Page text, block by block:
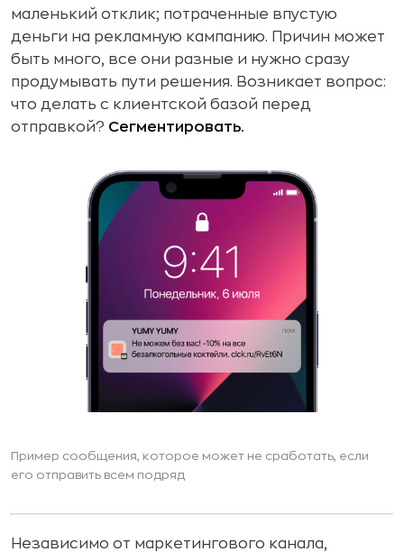
маленький отклик; потраченные впустую
деньги на рекламную кампанию. Причин может
быть много, все они разные и нужно сразу
продумывать пути решения. Возникает вопрос:
что делать с клиентской базой перед
отправкой? Сегментировать.
Пример сообщения, которое может не сработать, если
его отправить всем подряд
Независимо от маркетингового канала,